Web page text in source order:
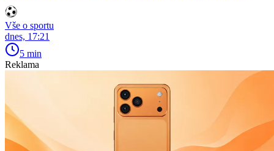
Vše o sportu
dnes, 17:21
5 min
Reklama